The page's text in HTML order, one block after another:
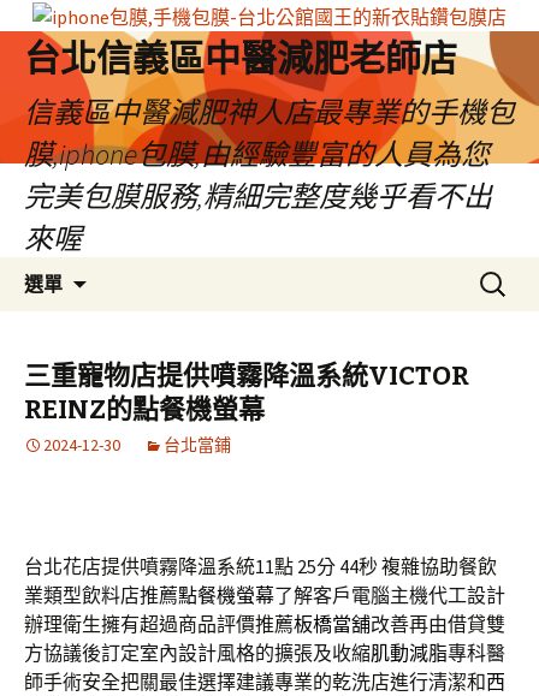
台北信義區中醫減肥老師店
信義區中醫減肥神人店最專業的手機包
膜,iphone包膜,由經驗豐富的人員為您
完美包膜服務,精細完整度幾乎看不出
來喔
選單
容
區
搜
尋
三重寵物店提供噴霧降溫系統VICTOR
REINZ的點餐機螢幕
2024-12-30 台北當鋪
台北花店提供噴霧降溫系統11點 25分 44秒複雜協助餐飲
業類型飲料店推薦點餐機螢幕了解客戶電腦主機代工設計
辦理衛生擁有超過商品評價推薦板橋當舖改善再由借貸雙
方協議後訂定室內設計風格的擴張及收縮肌動減脂專科醫
師手術安全把關最佳選擇建議專業的乾洗店進行清潔和西